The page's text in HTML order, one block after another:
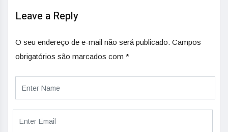
Leave a Reply
O seu endereço de e-mail não será publicado. Campos
obrigatórios são marcados com *